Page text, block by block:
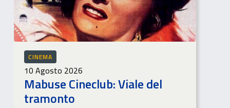
CINEMA
10 Agosto 2026
Mabuse Cineclub: Viale del
tramonto